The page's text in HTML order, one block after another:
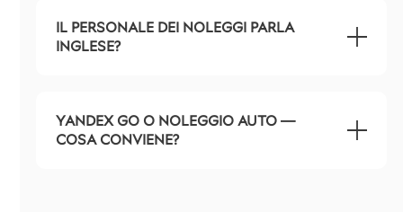
IL PERSONALE DEI NOLEGGI PARLA
INGLESE?
YANDEX GO O NOLEGGIO AUTO —
COSA CONVIENE?